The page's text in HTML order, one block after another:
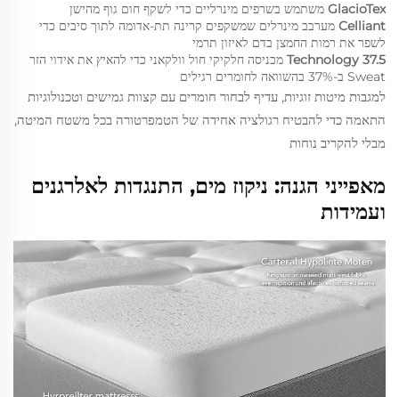
GlacioTex משתמש בשרפים מינרליים כדי לשקף חום גוף מהישן
Celliant מערבב מינרלים שמשקפים קרינה תת-אדומה לתוך סיבים כדי
לשפר את רמות החמצן בדם לאיזון תרמי
37.5 Technology
מכניסה חלקיקי חול וולקאני כדי להאיץ את אידוי הזר
Sweat ב-37% בהשוואה לחומרים רגילים
למגבות מיטות זוגיות, עדיף לבחור חומרים עם קצוות גמישים וטכנולוגיות
התאמה כדי להבטיח רגולציה אחידה של הטמפרטורה בכל משטח המיטה,
מבלי להקריב נוחות
מאפייני הגנה: ניקוז מים, התנגדות לאלרגנים
ועמידות